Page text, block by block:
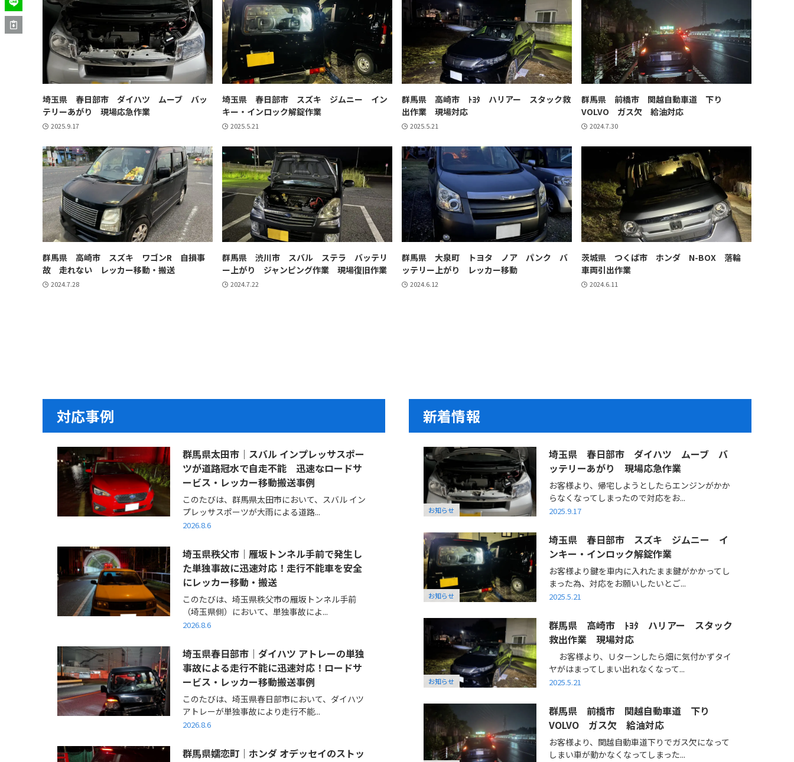
埼玉県 春日部市 ダイハツ ムーブ バッ
テリーあがり 現場応急作業
2025.9.17
埼玉県 春日部市 スズキ ジムニー イン
キー・インロック解錠作業
2025.5.21
群馬県 高崎市 ﾄﾖﾀ ハリアー スタック救
出作業 現場対応
2025.5.21
群馬県 前橋市 関越自動車道 下り
VOLVO ガス欠 給油対応
2024.7.30
群馬県 高崎市 スズキ ワゴンR 自損事
故 走れない レッカー移動・搬送
2024.7.28
群馬県 渋川市 スバル ステラ バッテリ
ー上がり ジャンピング作業 現場復旧作業
2024.7.22
群馬県 大泉町 トヨタ ノア パンク バ
ッテリー上がり レッカー移動
2024.6.12
茨城県 つくば市 ホンダ N-BOX 落輪
車両引出作業
2024.6.11
対応事例
群馬県太田市｜スバル インプレッサスポー
ツが道路冠水で自走不能 迅速なロードサ
ービス・レッカー移動搬送事例
このたびは、群馬県太田市において、スバル イン
プレッサスポーツが大雨による道路...
2026.8.6
埼玉県秩父市｜雁坂トンネル手前で発生し
た単独事故に迅速対応！走行不能車を安全
にレッカー移動・搬送
このたびは、埼玉県秩父市の雁坂トンネル手前
（埼玉県側）において、単独事故によ...
2026.8.6
埼玉県春日部市｜ダイハツ アトレーの単独
事故による走行不能に迅速対応！ロードサ
ービス・レッカー移動搬送事例
このたびは、埼玉県春日部市において、ダイハツ
アトレーが単独事故により走行不能...
2026.8.6
群馬県嬬恋町｜ホンダ オデッセイのストッ
新着情報
お知らせ
埼玉県 春日部市 ダイハツ ムーブ バ
ッテリーあがり 現場応急作業
お客様より、帰宅しようとしたらエンジンがかか
らなくなってしまったので対応をお...
2025.9.17
お知らせ
埼玉県 春日部市 スズキ ジムニー イ
ンキー・インロック解錠作業
お客様より鍵を車内に入れたまま鍵がかかってし
まった為、対応をお願いしたいとご...
2025.5.21
お知らせ
群馬県 高崎市 ﾄﾖﾀ ハリアー スタック
救出作業 現場対応
お客様より、Ｕターンしたら畑に気付かずタイ
ヤがはまってしまい出れなくなって...
2025.5.21
群馬県 前橋市 関越自動車道 下り
VOLVO ガス欠 給油対応
お客様より、関越自動車道下りでガス欠になって
しまい車が動かなくなってしまった...